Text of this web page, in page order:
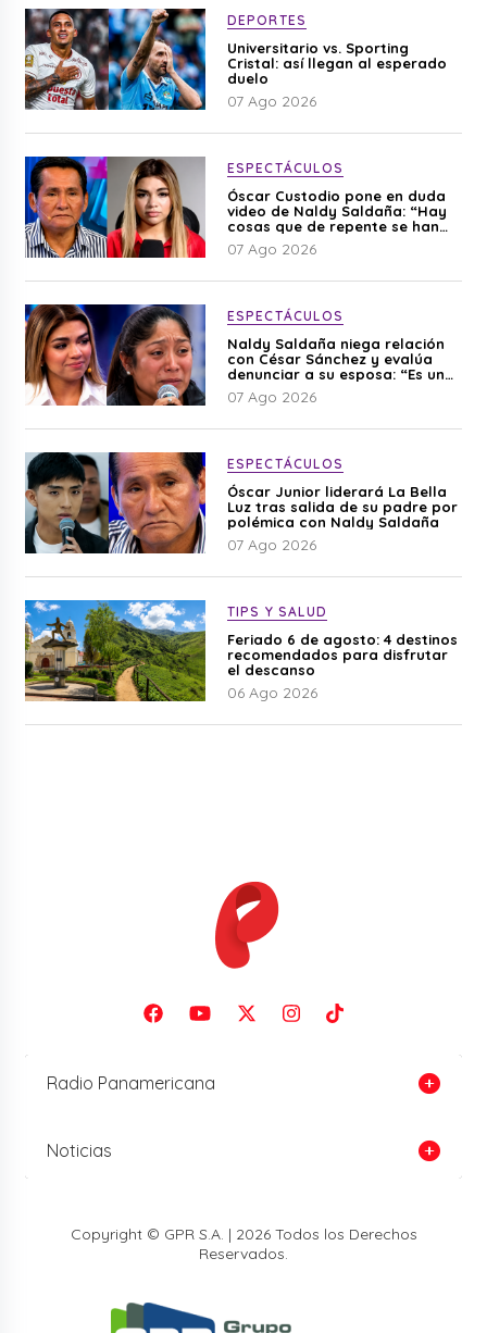
DEPORTES
Universitario vs. Sporting
Cristal: así llegan al esperado
duelo
07 Ago 2026
ESPECTÁCULOS
Óscar Custodio pone en duda
video de Naldy Saldaña: “Hay
cosas que de repente se han
editado”
07 Ago 2026
ESPECTÁCULOS
Naldy Saldaña niega relación
con César Sánchez y evalúa
denunciar a su esposa: “Es una
difamación”
07 Ago 2026
ESPECTÁCULOS
Óscar Junior liderará La Bella
Luz tras salida de su padre por
polémica con Naldy Saldaña
07 Ago 2026
TIPS Y SALUD
Feriado 6 de agosto: 4 destinos
recomendados para disfrutar
el descanso
06 Ago 2026
Radio Panamericana
Noticias
Copyright © GPR S.A. | 2026 Todos los Derechos
Reservados.